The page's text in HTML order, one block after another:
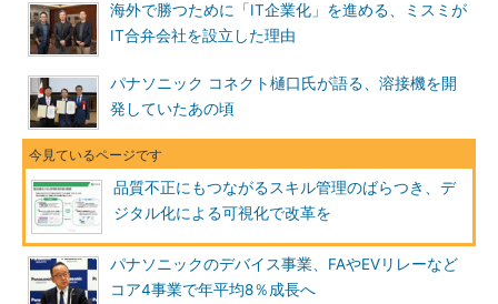
海外で勝つために「IT企業化」を進める、ミスミが
IT合弁会社を設立した理由
パナソニック コネクト樋口氏が語る、溶接機を開
発していたあの頃
品質不正にもつながるスキル管理のばらつき、デ
ジタル化による可視化で改革を
パナソニックのデバイス事業、FAやEVリレーなど
コア4事業で年平均8％成長へ